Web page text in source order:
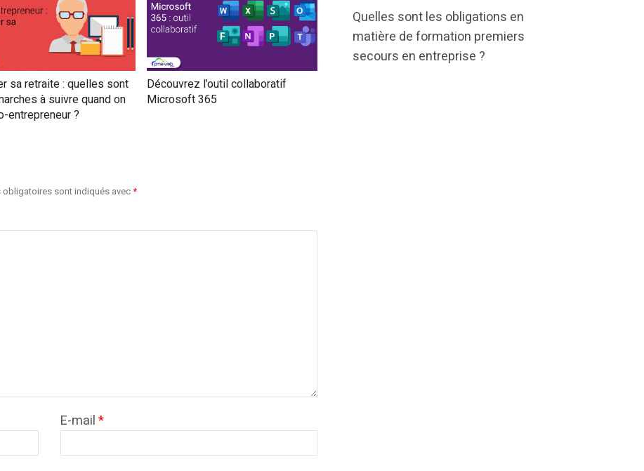
sa retraite : quelles sont
à suivre quand on
entrepreneur ?
Découvrez l’outil collaboratif
Microsoft 365
obligatoires sont indiqués avec*
E-mail*
Quelles sont les obligations en
matière de formation premiers
secours en entreprise ?